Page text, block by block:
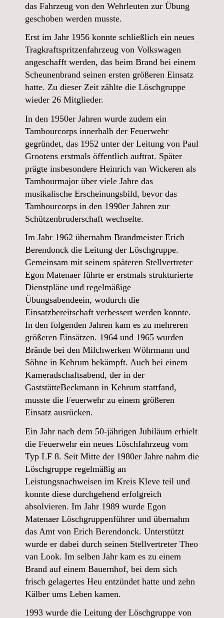
das Fahrzeug von den Wehrleuten zur Übung
geschoben werden musste.
Erst im Jahr 1956 konnte schließlich ein neues
Tragkraftspritzenfahrzeug von Volkswagen
angeschafft werden, das beim Brand bei einem
Scheunenbrand seinen ersten größeren Einsatz
hatte. Zu dieser Zeit zählte die Löschgruppe
wieder 26 Mitglieder.
In den 1950er Jahren wurde zudem ein
Tambourcorps innerhalb der Feuerwehr
gegründet, das 1952 unter der Leitung von Paul
Grootens erstmals öffentlich auftrat. Später
prägte insbesondere Heinrich van Wickeren als
Tambourmajor über viele Jahre das
musikalische Erscheinungsbild, bevor das
Tambourcorps in den 1990er Jahren zur
Schützenbruderschaft wechselte.
Im Jahr 1962 übernahm Brandmeister Erich
Berendonck die Leitung der Löschgruppe.
Gemeinsam mit seinem späteren Stellvertreter
Egon Matenaer führte er erstmals strukturierte
Dienstpläne und regelmäßige
Übungsabendeein, wodurch die
Einsatzbereitschaft verbessert werden konnte.
In den folgenden Jahren kam es zu mehreren
größeren Einsätzen. 1964 und 1965 wurden
Brände bei den Milchwerken Wöhrmann und
Söhne in Kehrum bekämpft. Auch bei einem
Kameradschaftsabend, der in der
GaststätteBeckmann in Kehrum stattfand,
musste die Feuerwehr zu einem größeren
Einsatz ausrücken.
Ein Jahr nach dem 50-jährigen Jubiläum erhielt
die Feuerwehr ein neues Löschfahrzeug vom
Typ LF 8. Seit Mitte der 1980er Jahre nahm die
Löschgruppe regelmäßig an
Leistungsnachweisen im Kreis Kleve teil und
konnte diese durchgehend erfolgreich
absolvieren. Im Jahr 1989 wurde Egon
Matenaer Löschgruppenführer und übernahm
das Amt von Erich Berendonck. Unterstützt
wurde er dabei durch seinen Stellvertreter Theo
van Look. Im selben Jahr kam es zu einem
Brand auf einem Bauernhof, bei dem sich
frisch gelagertes Heu entzündet hatte und zehn
Kälber ums Leben kamen.
1993 wurde die Leitung der Löschgruppe von